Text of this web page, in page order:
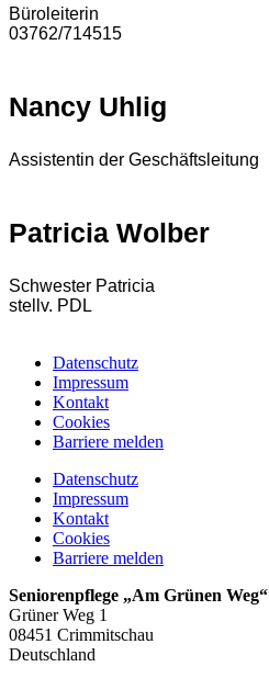
Büroleiterin
03762/714515
Nancy Uhlig
Assistentin der Geschäftsleitung
Patricia Wolber
Schwester Patricia
stellv. PDL
Datenschutz
Impressum
Kontakt
Cookies
Barriere melden
Datenschutz
Impressum
Kontakt
Cookies
Barriere melden
Seniorenpflege „Am Grünen Weg“
Grüner Weg 1
08451 Crimmitschau
Deutschland